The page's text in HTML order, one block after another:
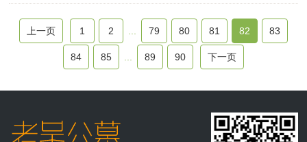
上一页 1 2 ... 79 80 81 82 83
84 85 ... 89 90 下一页